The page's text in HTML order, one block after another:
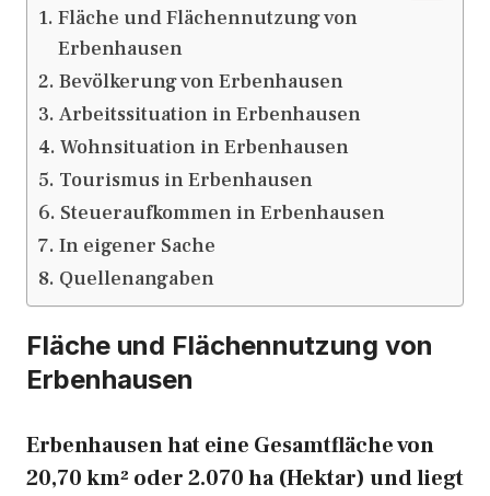
Fläche und Flächennutzung von
Erbenhausen
Bevölkerung von Erbenhausen
Arbeitssituation in Erbenhausen
Wohnsituation in Erbenhausen
Tourismus in Erbenhausen
Steueraufkommen in Erbenhausen
In eigener Sache
Quellenangaben
Fläche und Flächennutzung von
Erbenhausen
Erbenhausen hat eine Gesamtfläche von
20,70 km² oder 2.070 ha (Hektar) und liegt